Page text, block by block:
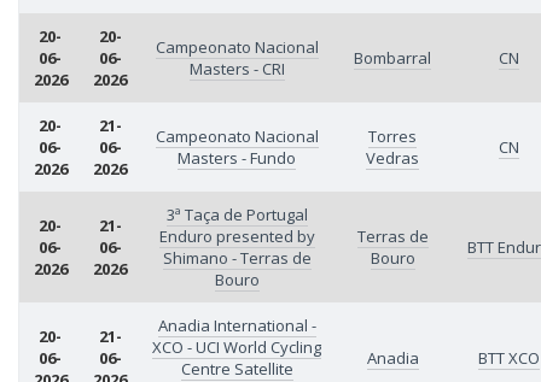
20-
06-
2026
20-
06-
2026
Campeonato Nacional
Masters - CRI
Bombarral CN
20-
06-
2026
21-
06-
2026
Campeonato Nacional
Masters - Fundo
Torres
Vedras
CN
20-
06-
2026
21-
06-
2026
3ª Taça de Portugal
Enduro presented by
Shimano - Terras de
Bouro
Terras de
Bouro
BTT
20-
06-
21-
06-
Anadia International -
XCO - UCI World Cycling
Centre Satellite
Anadia BTT XCO